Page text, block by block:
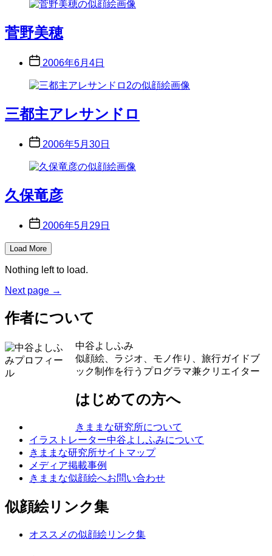
菅野美穂
Post
date
2006年6月4日
三都主アレサンドロ
Post
date
2006年5月30日
久保竜彦
Post
date
2006年5月29日
Load More
Nothing left to load.
Next page →
作者について
中谷よしふみ
似顔絵、ラジオ、モノ作り、旅行ガイドブ
ック制作を行うプログラマ兼クリエイター
はじめての方へ
きままな研究所について
イラストレーター中谷よしふみについて
きままな研究所サイトマップ
メディア掲載事例
きままな似顔絵へお問い合わせ
似顔絵リンク集
オススメの似顔絵リンク集